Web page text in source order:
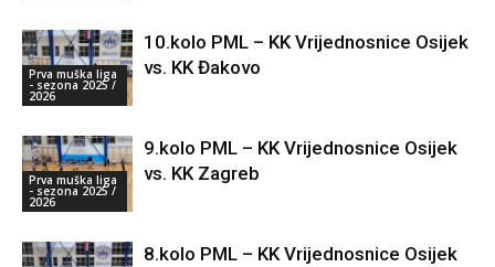
Prva muška liga
- sezona 2025 /
2026
10.kolo PML – KK Vrijednosnice Osijek
vs. KK Đakovo
Prva muška liga
- sezona 2025 /
2026
9.kolo PML – KK Vrijednosnice Osijek
vs. KK Zagreb
8.kolo PML – KK Vrijednosnice Osijek